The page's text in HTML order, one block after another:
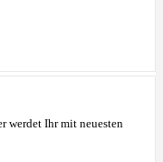
werdet Ihr mit neuesten